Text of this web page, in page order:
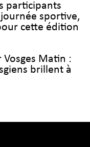
participants
sportive,
cette édition
Vosges Matin :
brillent à